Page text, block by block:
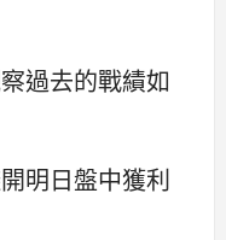
過去的戰績如
明日盤中獲利